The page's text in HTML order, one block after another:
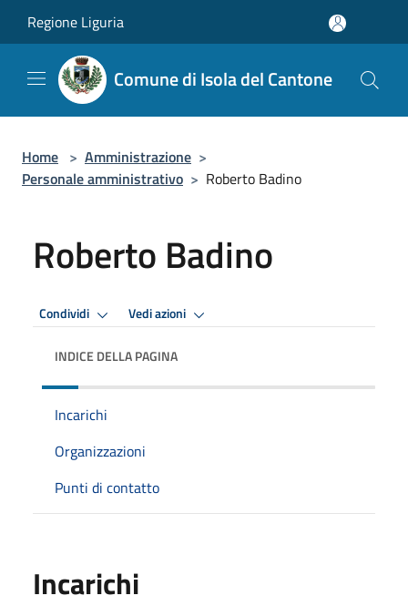
Regione Liguria
Comune di Isola del Cantone
Home > Amministrazione >
Personale amministrativo > Roberto Badino
Roberto Badino
Condividi Vedi azioni
INDICE DELLA PAGINA
Incarichi
Organizzazioni
Punti di contatto
Incarichi